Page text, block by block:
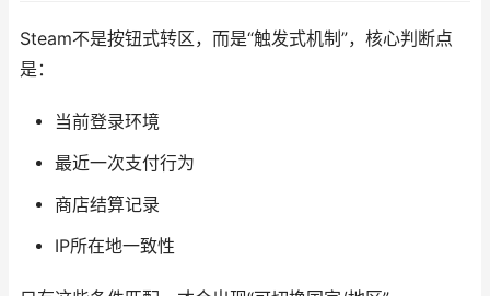
Steam不是按钮式转区，而是“触发式机制”，核心判断点
是：
当前登录环境
最近一次支付行为
商店结算记录
IP所在地一致性